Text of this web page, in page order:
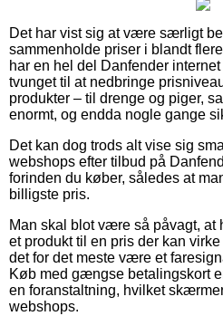
Det har vist sig at være særligt
sammenholde priser i blandt
har en hel del Danfender
tvunget til at nedbringe
produkter – til drenge og piger,
enormt, og endda nogle gange
Det kan dog trods alt vise sig
webshops efter tilbud på
forinden du køber, således at
billigste pris.
Man skal blot være så påvagt, at
et produkt til en pris der kan
det for det meste være et
Køb med gængse betalingskort
en foranstaltning, hvilket
webshops.